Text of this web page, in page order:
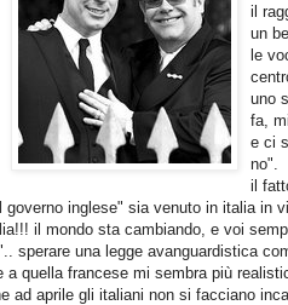
il
un
le
uno
fa,
e ci
no".
il
governo inglese" sia venuto in italia in
il mondo sta cambiando, e voi
sperare una legge avanguardistica
a quella francese mi sembra più
ad aprile gli italiani non si facciano